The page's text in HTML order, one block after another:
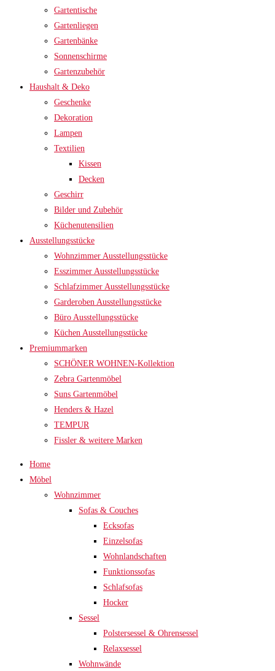
Gartentische
Gartenliegen
Gartenbänke
Sonnenschirme
Gartenzubehör
Haushalt & Deko
Geschenke
Dekoration
Lampen
Textilien
Kissen
Decken
Geschirr
Bilder und Zubehör
Küchenutensilien
Ausstellungsstücke
Wohnzimmer Ausstellungsstücke
Esszimmer Ausstellungsstücke
Schlafzimmer Ausstellungsstücke
Garderoben Ausstellungsstücke
Büro Ausstellungsstücke
Küchen Ausstellungsstücke
Premiummarken
SCHÖNER WOHNEN-Kollektion
Zebra Gartenmöbel
Suns Gartenmöbel
Henders & Hazel
TEMPUR
Fissler & weitere Marken
Home
Möbel
Wohnzimmer
Sofas & Couches
Ecksofas
Einzelsofas
Wohnlandschaften
Funktionssofas
Schlafsofas
Hocker
Sessel
Polstersessel & Ohrensessel
Relaxsessel
Wohnwände